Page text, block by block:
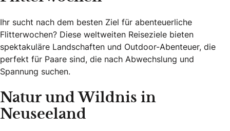
Ihr sucht nach dem besten Ziel für abenteuerliche
Flitterwochen? Diese weltweiten Reiseziele bieten
spektakuläre Landschaften und Outdoor-Abenteuer, die
perfekt für Paare sind, die nach Abwechslung und
Spannung suchen.
Natur und Wildnis in
Neuseeland